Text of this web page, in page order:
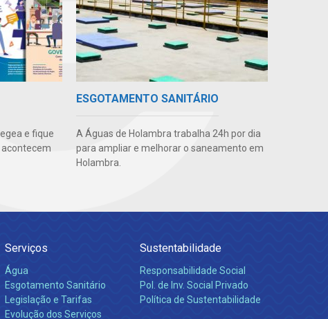
e fique
ESGOTAMENTO SANITÁRIO
A Águas de Holambra trabalha 24h por dia
para ampliar e melhorar o saneamento em
Holambra.
Serviços
Água
Esgotamento Sanitário
Legislação e Tarifas
Evolução dos Serviços
Sustentabilidade
Responsabilidade Social
Pol. de Inv. Social Privado
Política de Sustentabilidade